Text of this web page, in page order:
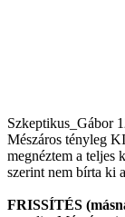
Szkeptikus_Gábor
Mészáros tényleg
megnéztem a
szerint nem bírta ki
FRISSÍTÉS